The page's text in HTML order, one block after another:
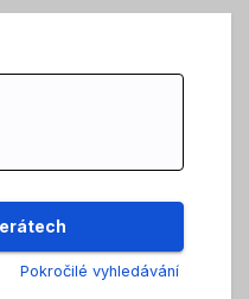
Pokročilé vyhledávání